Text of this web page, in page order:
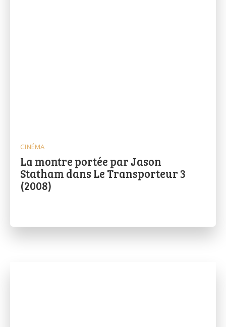
CINÉMA
La montre portée par Jason
Statham dans Le Transporteur 3
(2008)